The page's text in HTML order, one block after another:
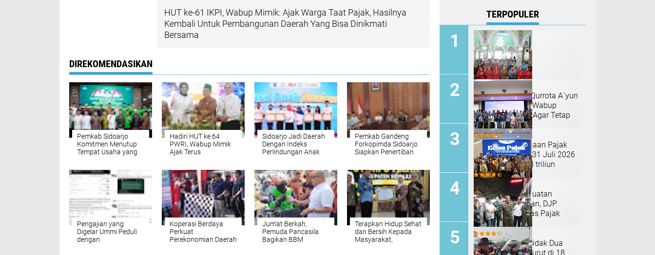
HUT ke-61 IKPI, Wabup Mimik: Ajak Warga Taat Pajak, Hasilnya
Kembali Untuk Pembangunan Daerah Yang Bisa Dinikmati
Bersama
DIREKOMENDASIKAN
Pemkab Sidoarjo
Komitmen Menutup
Tempat Usaha yang
Sidoarjo
Hadiri HUT ke 64
PWRI, Wabup Mimik
Ajak Terus
Sidoarjo Jadi Daerah
Dengan Indeks
Perlindungan Anak
Pemkab Gandeng
Forkopimda Sidoarjo
Siapkan Penertiban
Terselubung
Pengajian yang
Digelar Ummi Peduli
dengan
Koperasi Berdaya
Perkuat
Perekonomian Daerah
‎Jum'at Berkah,
Pemuda Pancasila
Bagikan BBM
Terapkan Hidup Sehat
dan Bersih Kepada
Masyarakat,
TERPOPULER
Pengajian Rutin Qurrota A`yun
Sidoarjo Dihadiri Wabup
Mimik, Titip Do'a Agar Tetap
Amanah
Capaian Penerimaan Pajak
DJP Jatim II, Per 31 Juli 2026
Tembus Rp16, 08 triliun
Tingkatkan Penguatan
Literasi Perpajakan, DJP
Jatim I Gelar Kelas Pajak
Wartawan
Bupati Subandi Sidak Dua
Malam Berturut-turut di 18